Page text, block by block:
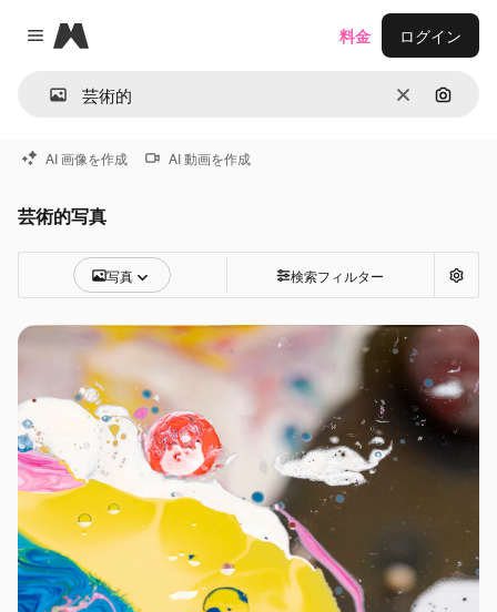
Close menu
Magnific
消去 画像で
料金 ログイン
AI 画像を作成 AI 動画を作成
芸術的写真
写真 検索フィルター